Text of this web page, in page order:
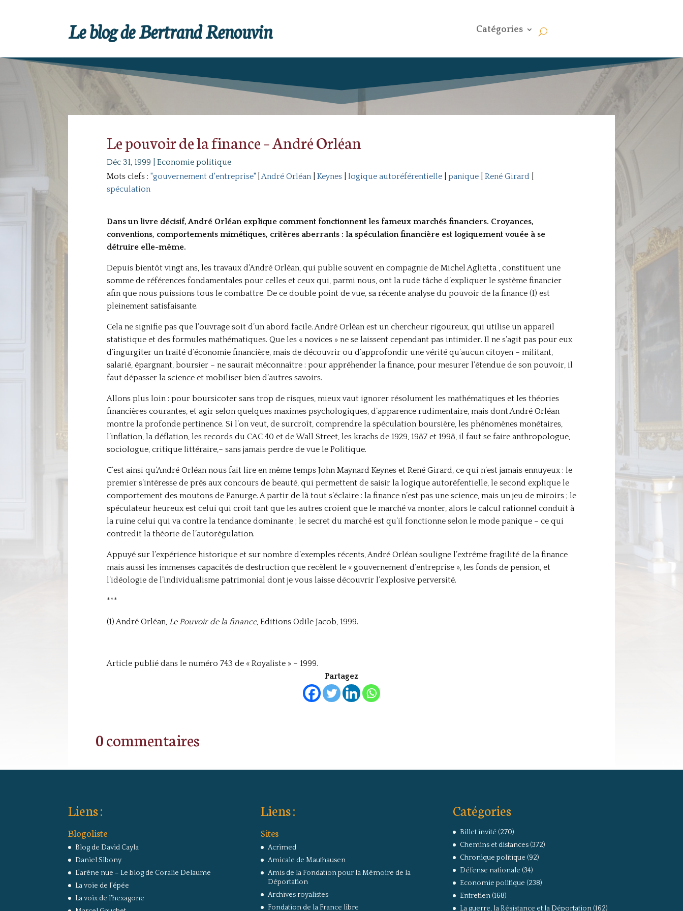
Le blog de Bertrand Renouvin Catégories
Le pouvoir de la finance – André Orléan
Déc 31, 1999
Economie politique
Mots clefs : "gouvernement d'entreprise"|André Orléan| Keynes| logique autoréférentielle| panique| René Girard
spéculation
Dans un livre décisif, André Orléan explique comment fonctionnent les fameux marchés financiers. Croyances,
conventions, comportements mimétiques, critères aberrants : la spéculation financière est logiquement vouée à se
détruire elle-même.
Depuis bientôt vingt ans, les travaux d’André Orléan, qui publie souvent en compagnie de Michel Aglietta , constituent une
somme de références fondamentales pour celles et ceux qui, parmi nous, ont la rude tâche d’expliquer le système financier
afin que nous puissions tous le combattre. De ce double point de vue, sa récente analyse du pouvoir de la finance (1) est
pleinement satisfaisante.
Cela ne signifie pas que l’ouvrage soit d’un abord facile. André Orléan est un chercheur rigoureux, qui utilise un appareil
statistique et des formules mathématiques. Que les « novices » ne se laissent cependant pas intimider. Il ne s’agit pas pour eux
d’ingurgiter un traité d’économie financière, mais de découvrir ou d’approfondir une vérité qu’aucun citoyen – militant,
salarié, épargnant, boursier – ne saurait méconnaître : pour appréhender la finance, pour mesurer l’étendue de son pouvoir, il
faut dépasser la science et mobiliser bien d’autres savoirs.
Allons plus loin : pour boursicoter sans trop de risques, mieux vaut ignorer résolument les mathématiques et les théories
financières courantes, et agir selon quelques maximes psychologiques, d’apparence rudimentaire, mais dont André Orléan
montre la profonde pertinence. Si l’on veut, de surcroît, comprendre la spéculation boursière, les phénomènes monétaires,
l’inflation, la déflation, les records du CAC 40 et de Wall Street, les krachs de 1929, 1987 et 1998, il faut se faire anthropologue,
sociologue, critique littéraire,– sans jamais perdre de vue le Politique.
C’est ainsi qu’André Orléan nous fait lire en même temps John Maynard Keynes et René Girard, ce qui n’est jamais ennuyeux : le
premier s’intéresse de près aux concours de beauté, qui permettent de saisir la logique autoréfentielle, le second explique le
comportement des moutons de Panurge. A partir de là tout s’éclaire : la finance n’est pas une science, mais un jeu de miroirs ; le
spéculateur heureux est celui qui croit tant que les autres croient que le marché va monter, alors le calcul rationnel conduit à
la ruine celui qui va contre la tendance dominante ; le secret du marché est qu’il fonctionne selon le mode panique – ce qui
contredit la théorie de l’autorégulation.
Appuyé sur l’expérience historique et sur nombre d’exemples récents, André Orléan souligne l’extrême fragilité de la finance
mais aussi les immenses capacités de destruction que recèlent le « gouvernement d’entreprise », les fonds de pension, et
l’idéologie de l’individualisme patrimonial dont je vous laisse découvrir l’explosive perversité.
***
(1) André Orléan, Le Pouvoir de la finance, Editions Odile Jacob, 1999.
Article publié dans le numéro 743 de « Royaliste » – 1999.
Partagez
0 commentaires
Liens :
Blogoliste
Blog de David Cayla
Daniel Sibony
L'arêne nue – Le blog de Coralie Delaume
La voie de l'épée
La voix de l'hexagone
Liens :
Sites
Acrimed
Amicale de Mauthausen
Amis de la Fondation pour la Mémoire de la
Déportation
Archives royalistes
Fondation de la France libre
Catégories
Billet invité (270)
Chemins et distances(372)
Chronique politique (92)
Défense nationale (34)
Economie politique (238)
Entretien(168)
La guerre, la Résistance et la Déportation(162)